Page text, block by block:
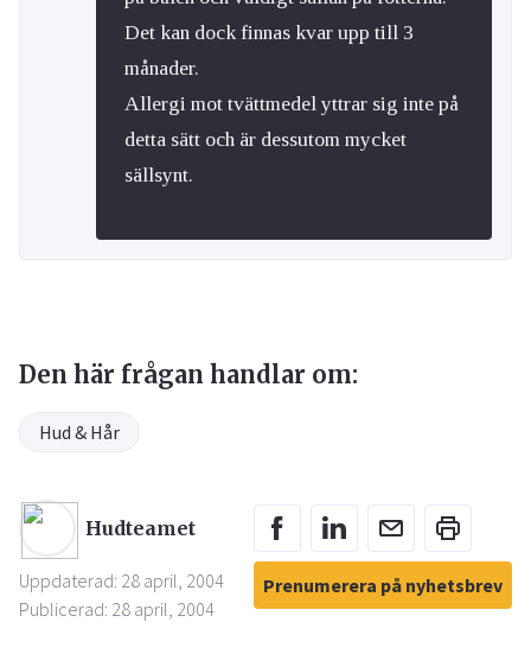
Det kan dock finnas kvar upp till 3
månader.
Allergi mot tvättmedel yttrar sig inte på
detta sätt och är dessutom mycket
sällsynt.
Den här frågan handlar om:
Hud & Hår
Hudteamet
Uppdaterad: 28 april, 2004
Publicerad: 28 april, 2004
Prenumerera på nyhetsbrev